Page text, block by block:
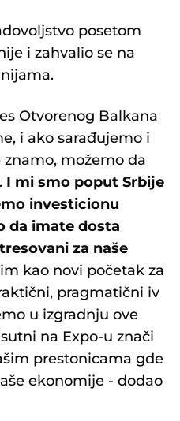
posetom
i zahvalio se na
Otvorenog Balkana
i ako sarađujemo i
možemo da
I mi smo poput Srbije
investicionu
da imate dosta
za naše
kao novi početak za
pragmatični iv
u izgradnju ove
na Expo-u znači
prestonicama gde
ekonomije - dodao